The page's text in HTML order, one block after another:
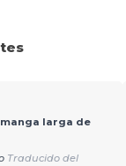
larga de
Traducido del